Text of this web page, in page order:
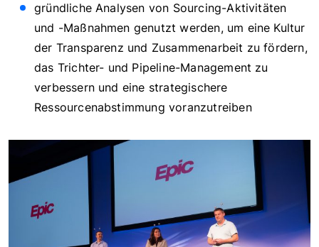
gründliche Analysen von Sourcing-Aktivitäten
und -Maßnahmen genutzt werden, um eine Kultur
der Transparenz und Zusammenarbeit zu fördern,
das Trichter- und Pipeline-Management zu
verbessern und eine strategischere
Ressourcenabstimmung voranzutreiben